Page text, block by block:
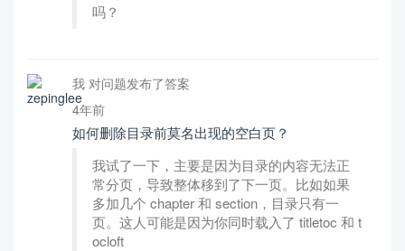
吗？
我 对问题发布了答案
4年前
如何删除目录前莫名出现的空白页？
我试了一下，主要是因为目录的内容无法正
常分页，导致整体移到了下一页。比如如果
多加几个 chapter 和 section，目录只有一
页。这人可能是因为你同时载入了 titletoc 和 t
ocloft